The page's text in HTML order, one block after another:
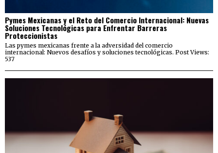
Pymes Mexicanas y el Reto del Comercio Internacional: Nuevas
Soluciones Tecnológicas para Enfrentar Barreras
Proteccionistas
Las pymes mexicanas frente a la adversidad del comercio
internacional: Nuevos desafíos y soluciones tecnológicas. Post Views:
537